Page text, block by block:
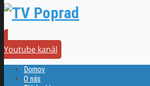
Youtube kanál
Domov
O nás